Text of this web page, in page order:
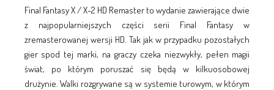
Final Fantasy X / X-2 HD Remaster to wydanie zawierające dwie
z najpopularniejszych części serii Final Fantasy w
zremasterowanej wersji HD. Tak jak w przypadku pozostałych
gier spod tej marki, na graczy czeka niezwykły, pełen magii
świat, po którym poruszać się będą w kilkuosobowej
drużynie. Walki rozgrywane są w systemie turowym, w którym